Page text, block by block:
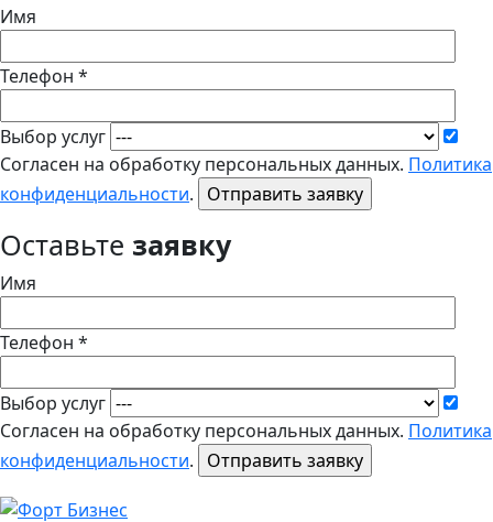
Имя
Телефон *
Выбор услуг
Согласен на обработку персональных данных. Политика
конфиденциальности.
Оставьте заявку
Имя
Телефон *
Выбор услуг
Согласен на обработку персональных данных. Политика
конфиденциальности.